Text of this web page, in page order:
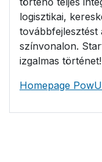
logisztikai,
továbbfejlesztést
színvonalon.
izgalmas történet!
Homepage